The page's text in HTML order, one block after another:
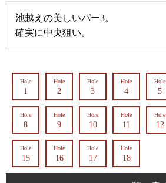
池越えの美しいパー3。
確実に中央狙い。
Hole
1
Hole
2
Hole
3
Hole
4
Hole
5
Hole
8
Hole
9
Hole
10
Hole
11
Hole
12
Hole
15
Hole
16
Hole
17
Hole
18